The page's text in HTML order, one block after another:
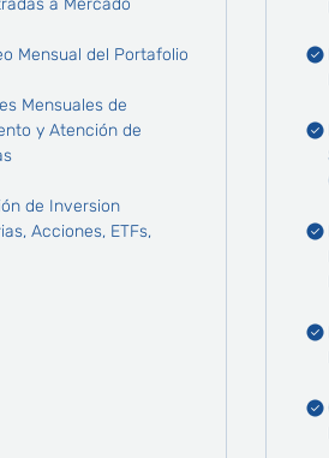
a Mercado
Mensual del Portafolio
Mensuales de
y Atención de
de Inversion
Acciones, ETFs,